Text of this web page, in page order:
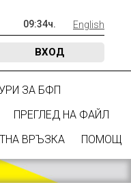
09:34ч. English
ВХОД
ЗА БФП
ПРЕГЛЕД НА ФАЙЛ
ВРЪЗКА ПОМОЩ